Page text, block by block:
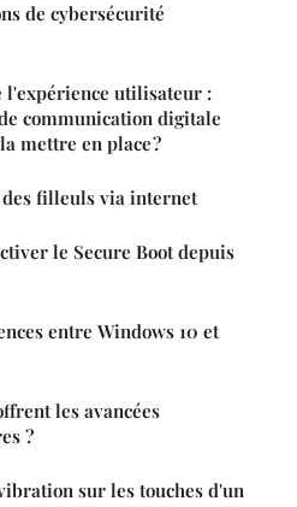
de cybersécurité
l'expérience utilisateur :
communication digitale
mettre en place ?
filleuls via internet
le Secure Boot depuis
entre Windows 10 et
les avancées
?
sur les touches d'un